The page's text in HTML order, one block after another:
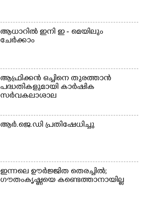
ആധാറിൽ ഇനി ഇ - മെയിലും
ചേർക്കാം
ആഫ്രിക്കൻ ഒച്ചിനെ തുരത്താൻ
പദ്ധതികളുമായി കാർഷിക
സർവകലാശാല
ആർ.ജെ.ഡി പ്രതിഷേധിച്ചു
ഇന്നലെ ഊർജ്ജിത തെരച്ചിൽ;
ഗൗതംകൃഷ്ണയെ കണ്ടെത്താനായില്ല